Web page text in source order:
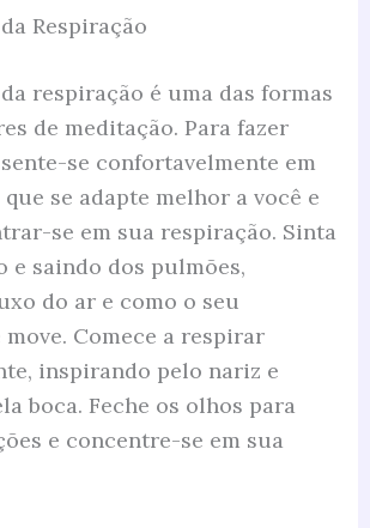
Respiração
respiração é uma das formas
de meditação. Para fazer
se confortavelmente em
se adapte melhor a você e
se em sua respiração. Sinta
e saindo dos pulmões,
do ar e como o seu
Comece a respirar
inspirando pelo nariz e
boca. Feche os olhos para
e concentre-se em sua